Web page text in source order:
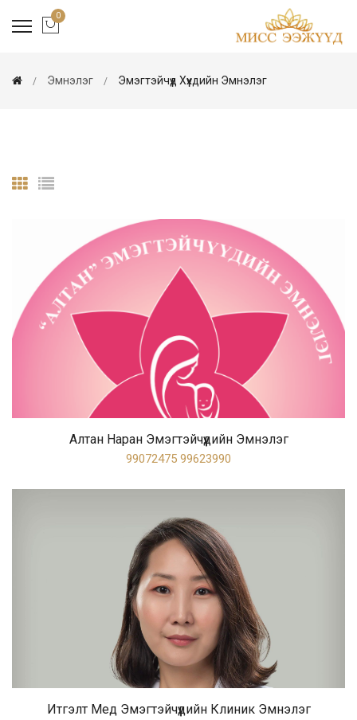
0
Эмнэлэг Эмэгтэйчүүд Хүүхдийн Эмнэлэг
Алтан Наран Эмэгтэйчүүдийн Эмнэлэг
99072475 99623990
Итгэлт Мед Эмэгтэйчүүдийн Клиник Эмнэлэг